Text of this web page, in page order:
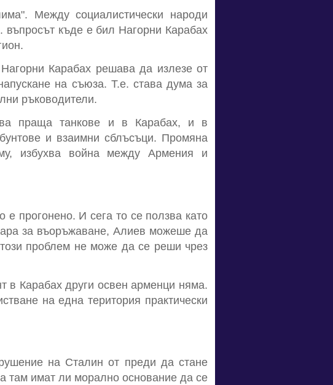
Между социалистически народи
въпросът къде е бил Нагорни Карабах
Карабах решава да излезе от
на съюза. Т.е. става дума за
ръководители.
праща танкове и в Карабах, и в
и взаимни сблъсъци. Промяна
избухва война между Армения и
е прогонено. И сега то се ползва като
за въоръжаване, Алиев можеше да
проблем не може да се реши чрез
в Карабах други освен арменци няма.
на една територия практически
на Сталин от преди да стане
там имат ли морално основание да се